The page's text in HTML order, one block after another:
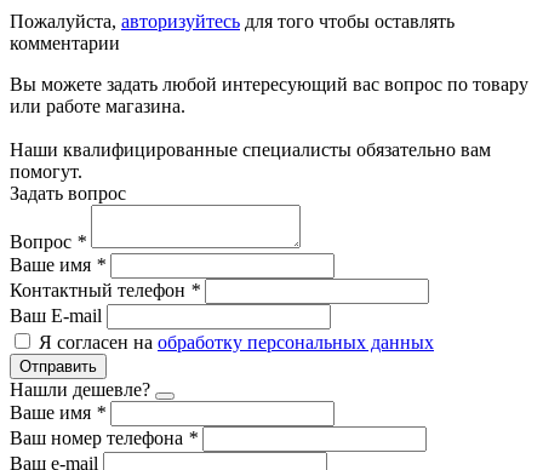
Пожалуйста, авторизуйтесь для того чтобы оставлять
комментарии
Вы можете задать любой интересующий вас вопрос по товару
или работе магазина.
Наши квалифицированные специалисты обязательно вам
помогут.
Задать вопрос
Вопрос *
Ваше имя *
Контактный телефон *
Ваш E-mail
Я согласен на обработку персональных данных
Отправить
Нашли дешевле?
Ваше имя *
Ваш номер телефона *
Ваш e-mail